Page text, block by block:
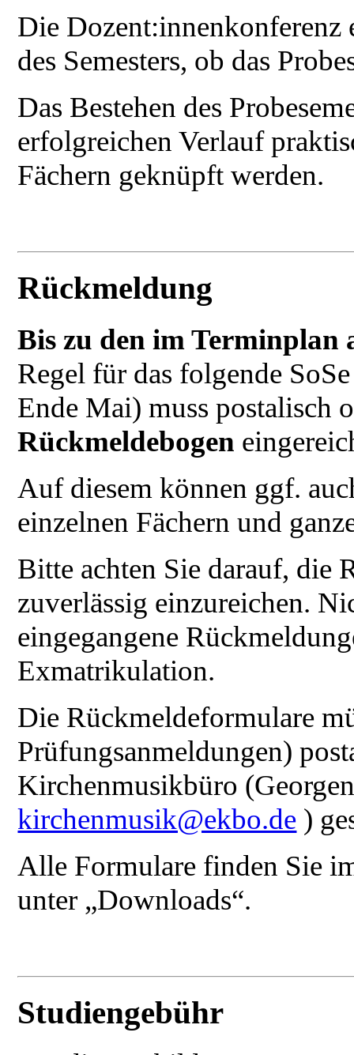
Die Dozent:innenkonferenz
des Semesters, ob das
Das Bestehen des
erfolgreichen Verlauf
Fächern geknüpft werden.
Rückmeldung
Bis zu den im Terminplan
Regel für das folgende
Ende Mai) muss postalisch
Rückmeldebogen
Auf diesem können ggf.
einzelnen Fächern und
Bitte achten Sie darauf, die
zuverlässig einzureichen.
eingegangene
Exmatrikulation.
Die Rückmeldeformulare
Prüfungsanmeldungen)
Kirchenmusikbüro
kirchenmusik@ekbo.de )
Alle Formulare finden Sie
unter „Downloads“.
Studiengebühr